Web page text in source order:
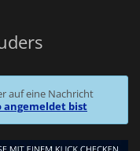
auf eine Nachricht
angemeldet bist